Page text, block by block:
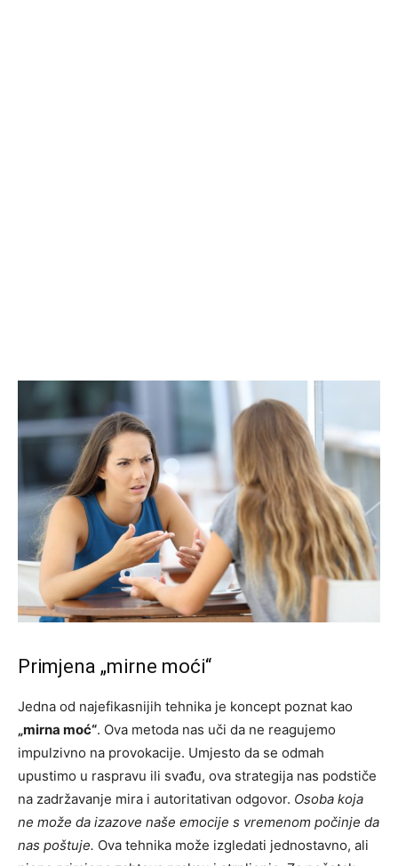
Primjena „mirne moći“
Jedna od najefikasnijih tehnika je koncept poznat kao
„mirna moć“. Ova metoda nas uči da ne reagujemo
impulzivno na provokacije. Umjesto da se odmah
upustimo u raspravu ili svađu, ova strategija nas podstiče
na zadržavanje mira i autoritativan odgovor. Osoba koja
ne može da izazove naše emocije s vremenom počinje da
nas poštuje. Ova tehnika može izgledati jednostavno, ali